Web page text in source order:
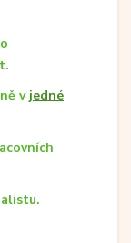
v jedné